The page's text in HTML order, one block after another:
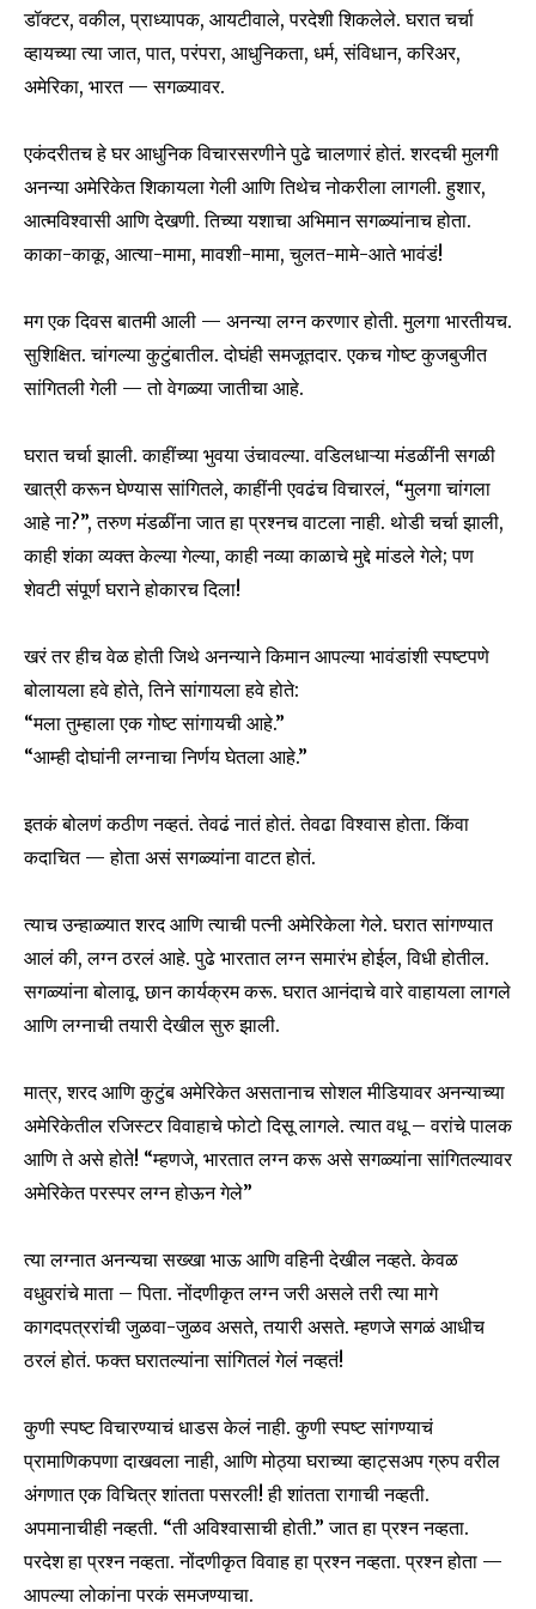
डॉक्टर, वकील, प्राध्यापक, आयटीवाले, परदेशी शिकलेले. घरात चर्चा
व्हायच्या त्या जात, पात, परंपरा, आधुनिकता, धर्म, संविधान, करिअर,
अमेरिका, भारत — सगळ्यावर.
एकंदरीतच हे घर आधुनिक विचारसरणीने पुढे चालणारं होतं. शरदची मुलगी
अनन्या अमेरिकेत शिकायला गेली आणि तिथेच नोकरीला लागली. हुशार,
आत्मविश्वासी आणि देखणी. तिच्या यशाचा अभिमान सगळ्यांनाच होता.
काका-काकू, आत्या-मामा, मावशी-मामा, चुलत-मामे-आते भावंडं!
मग एक दिवस बातमी आली — अनन्या लग्न करणार होती. मुलगा भारतीयच.
सुशिक्षित. चांगल्या कुटुंबातील. दोघंही समजूतदार. एकच गोष्ट कुजबुजीत
सांगितली गेली — तो वेगळ्या जातीचा आहे.
घरात चर्चा झाली. काहींच्या भुवया उंचावल्या. वडिलधाऱ्या मंडळींनी सगळी
खात्री करून घेण्यास सांगितले, काहींनी एवढंच विचारलं, “मुलगा चांगला
आहे ना?”, तरुण मंडळींना जात हा प्रश्नच वाटला नाही. थोडी चर्चा झाली,
काही शंका व्यक्त केल्या गेल्या, काही नव्या काळाचे मुद्दे मांडले गेले; पण
शेवटी संपूर्ण घराने होकारच दिला!
खरं तर हीच वेळ होती जिथे अनन्याने किमान आपल्या भावंडांशी स्पष्टपणे
बोलायला हवे होते, तिने सांगायला हवे होते:
“मला तुम्हाला एक गोष्ट सांगायची आहे.”
“आम्ही दोघांनी लग्नाचा निर्णय घेतला आहे.”
इतकं बोलणं कठीण नव्हतं. तेवढं नातं होतं. तेवढा विश्वास होता. किंवा
कदाचित — होता असं सगळ्यांना वाटत होतं.
त्याच उन्हाळ्यात शरद आणि त्याची पत्नी अमेरिकेला गेले. घरात सांगण्यात
आलं की, लग्न ठरलं आहे. पुढे भारतात लग्न समारंभ होईल, विधी होतील.
सगळ्यांना बोलावू. छान कार्यक्रम करू. घरात आनंदाचे वारे वाहायला लागले
आणि लग्नाची तयारी देखील सुरु झाली.
मात्र, शरद आणि कुटुंब अमेरिकेत असतानाच सोशल मीडियावर अनन्याच्या
अमेरिकेतील रजिस्टर विवाहाचे फोटो दिसू लागले. त्यात वधू – वरांचे पालक
आणि ते असे होते! “म्हणजे, भारतात लग्न करू असे सगळ्यांना सांगितल्यावर
अमेरिकेत परस्पर लग्न होऊन गेले”
त्या लग्नात अनन्यचा सख्खा भाऊ आणि वहिनी देखील नव्हते. केवळ
वधुवरांचे माता – पिता. नोंदणीकृत लग्न जरी असले तरी त्या मागे
कागदपत्ररांची जुळवा-जुळव असते, तयारी असते. म्हणजे सगळं आधीच
ठरलं होतं. फक्त घरातल्यांना सांगितलं गेलं नव्हतं!
कुणी स्पष्ट विचारण्याचं धाडस केलं नाही. कुणी स्पष्ट सांगण्याचं
प्रामाणिकपणा दाखवला नाही, आणि मोठ्या घराच्या व्हाट्सअप ग्रुप वरील
अंगणात एक विचित्र शांतता पसरली! ही शांतता रागाची नव्हती.
अपमानाचीही नव्हती. “ती अविश्वासाची होती.” जात हा प्रश्न नव्हता.
परदेश हा प्रश्न नव्हता. नोंदणीकृत विवाह हा प्रश्न नव्हता. प्रश्न होता —
आपल्या लोकांना परकं समजण्याचा.